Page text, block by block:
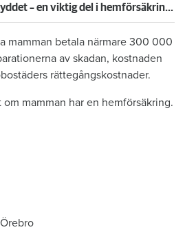
Ansvarsskyddet – en viktig del i hemförsäkringen
mamman betala närmare 300 000
av skadan, kostnaden
rättegångskostnader.
mamman har en hemförsäkring.